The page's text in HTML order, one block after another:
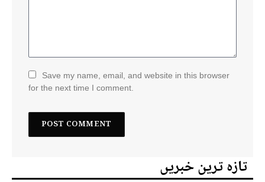
Save my name, email, and website in this browser
for the next time I comment.
تازہ ترین خبریں